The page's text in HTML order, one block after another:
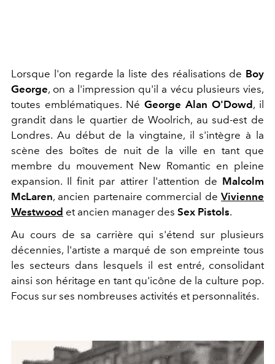
Lorsque l'on regarde la liste des réalisations de Boy
George, on a l'impression qu'il a vécu plusieurs vies,
toutes emblématiques. Né George Alan O'Dowd , il
grandit dans le quartier de Woolrich, au sud-est de
Londres. Au début de la vingtaine, il s'intègre à la
scène des boîtes de nuit de la ville en tant que
membre du mouvement New Romantic en pleine
expansion. Il finit par attirer l'attention de Malcolm
McLaren, ancien partenaire commercial de Vivienne
Westwood et ancien manager des Sex Pistols.
Au cours de sa carrière qui s'étend sur plusieurs
décennies, l'artiste a marqué de son empreinte tous
les secteurs dans lesquels il est entré, consolidant
ainsi son héritage en tant qu'icône de la culture pop.
Focus sur ses nombreuses activités et personnalités.